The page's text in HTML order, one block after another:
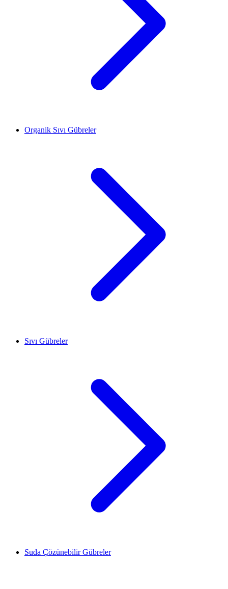
Organik Sıvı Gübreler
Sıvı Gübreler
Suda Çözünebilir Gübreler